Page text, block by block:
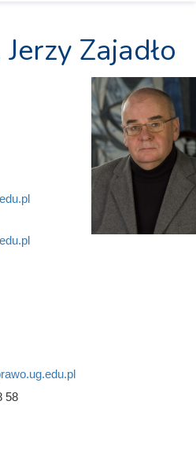
Zajadło
58